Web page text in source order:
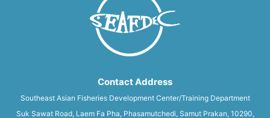
Contact Address
Southeast Asian Fisheries Development Center/Training Department
Suk Sawat Road, Laem Fa Pha, Phasamutchedi, Samut Prakan, 10290,